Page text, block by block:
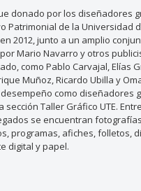
donado por los diseñadores
Patrimonial de la Universidad
2012, junto a un amplio
Mario Navarro y otros
como Pablo Carvajal, Elías
Muñoz, Ricardo Ubilla y
como diseñadores
Taller Gráfico UTE.
se encuentran
programas, afiches, folletos,
digital y papel.